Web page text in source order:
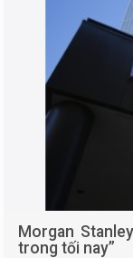
Morgan
trong tối nay”